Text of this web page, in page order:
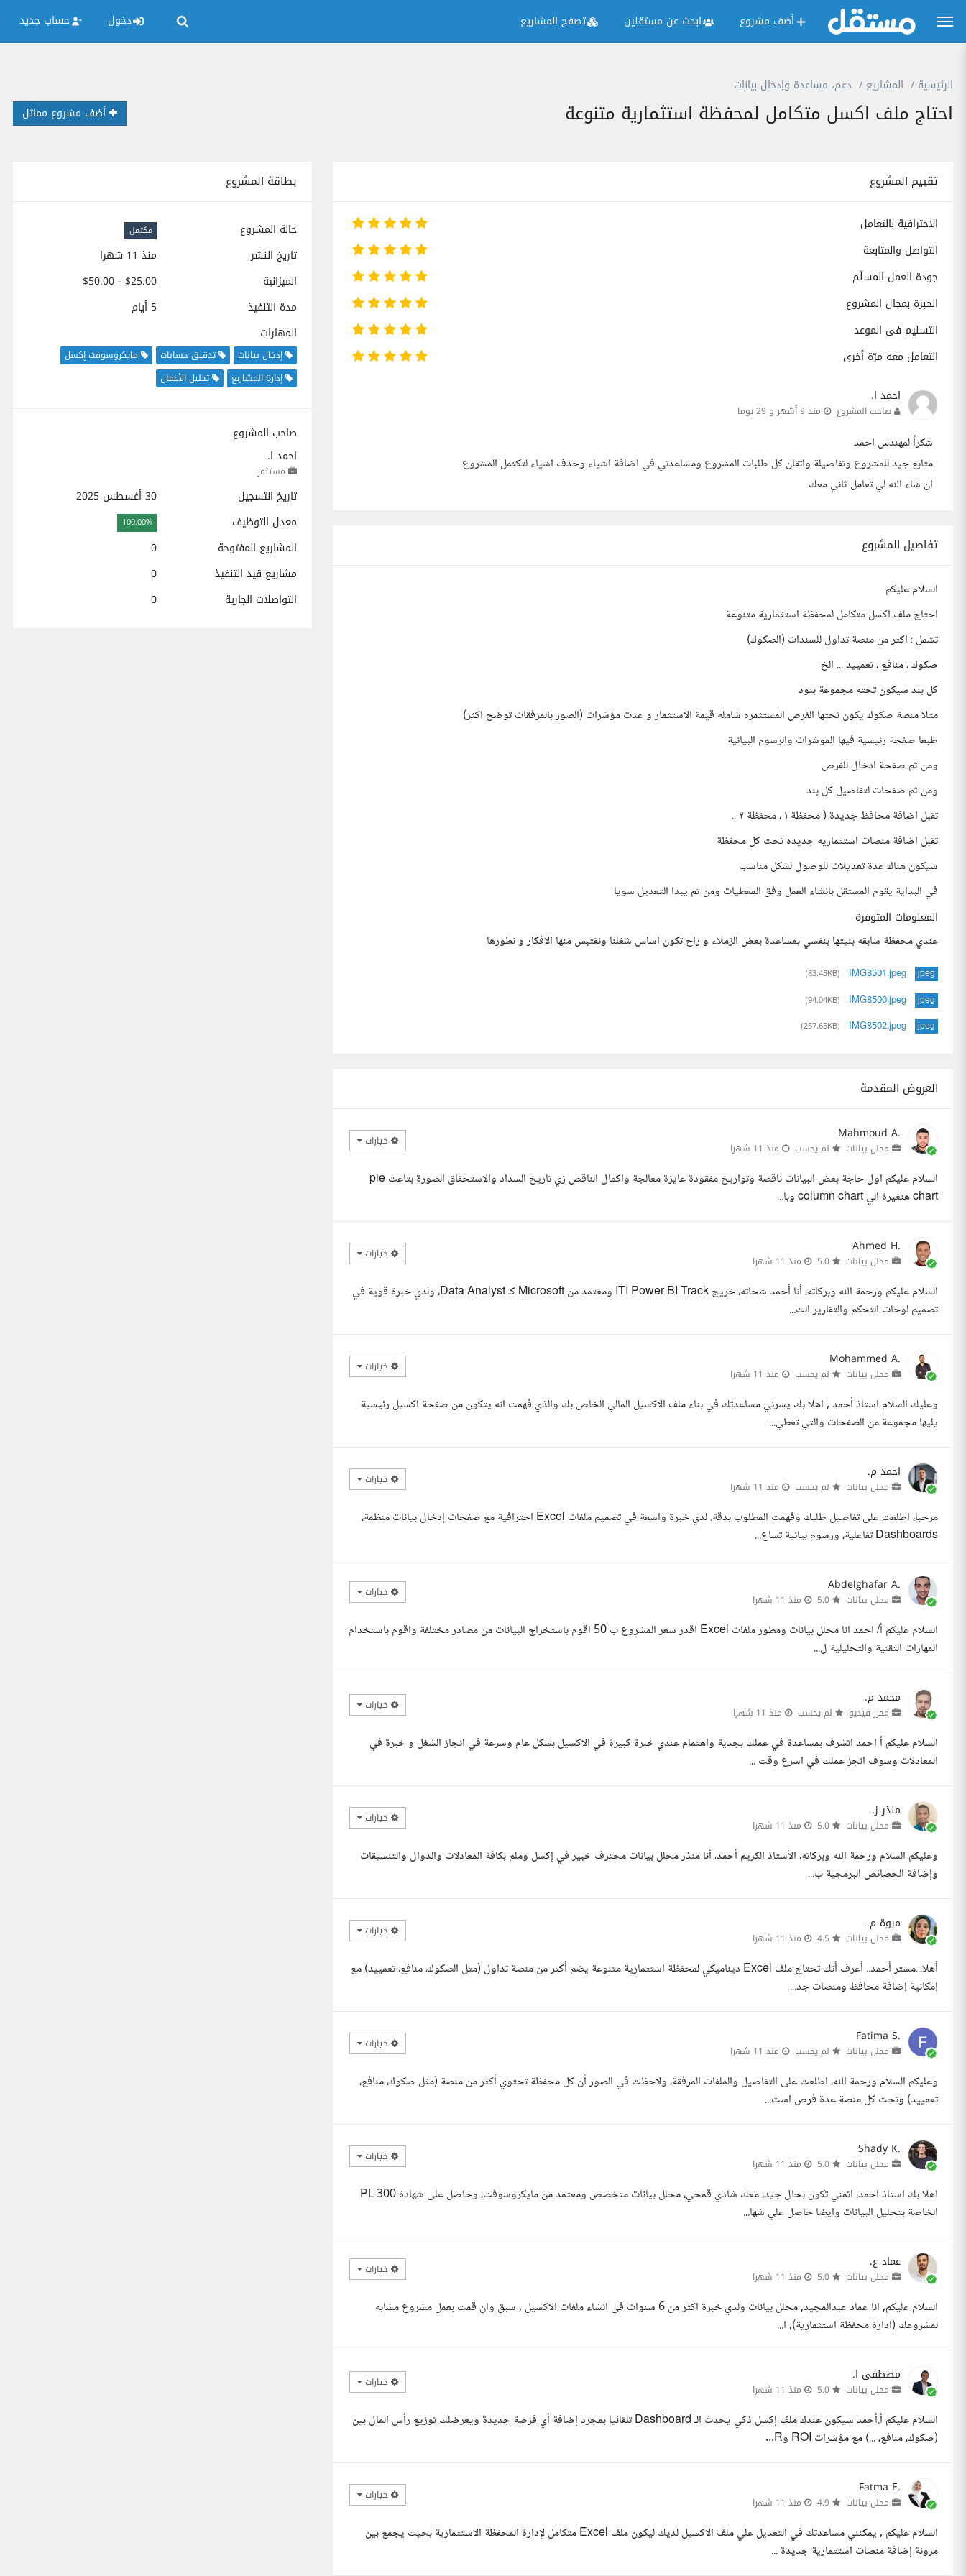
أضف مشروع ابحث عن مستقلين تصفح المشاريع دخول حساب جديد
الرئيسية المشاريع دعم، مساعدة وإدخال بيانات
احتاج ملف اكسل متكامل لمحفظة استثمارية متنوعة أضف مشروع مماثل
بطاقة المشروع
حالة المشروع مكتمل
تاريخ النشر
منذ 11 شهرا
الميزانية
$25.00 - $50.00
مدة التنفيذ
5 أيام
المهارات
إدخال بيانات تدقيق حسابات
مايكروسوفت إكسل
إدارة المشاريع
تحليل الأعمال
صاحب المشروع
احمد ا.
مستثمر
تاريخ التسجيل
30 أغسطس 2025
معدل التوظيف
100.00%
المشاريع المفتوحة
0
مشاريع قيد التنفيذ
0
التواصلات الجارية
0
تقييم المشروع
الاحترافية بالتعامل
التواصل والمتابعة
جودة العمل المسلّم
الخبرة بمجال المشروع
التسليم فى الموعد
التعامل معه مرّة أخرى
احمد ا.
صاحب المشروع منذ 9 أشهر و 29 يوما
شكراً لمهندس احمد
متابع جيد للمشروع وتفاصيلة واتقان كل طلبات المشروع ومساعدتي في اضافة اشياء وحذف اشياء لتكتمل المشروع
ان شاء الله لي تعامل ثاني معك
تفاصيل المشروع
السلام عليكم
احتاج ملف اكسل متكامل لمحفظة استثمارية متنوعة
تشمل : اكثر من منصة تداول للسندات (الصكوك)
صكوك ، منافع ، تعمييد ... الخ
كل بند سيكون تحته مجموعة بنود
مثلا منصة صكوك يكون تحتها الفرص المستثمره شامله قيمة الاستثمار و عدت مؤشرات (الصور بالمرفقات توضح اكثر)
طبعا صفحة رئيسية فيها الموشرات والرسوم البيانية
ومن ثم صفحة ادخال للفرص
ومن ثم صفحات لتفاصيل كل بند
تقبل اضافة محافظ جديدة ( محفظة ١ ، محفظة ٢ ..
تقبل اضافة منصات استثماريه جديده تحت كل محفظة
سيكون هناك عدة تعديلات للوصول لشكل مناسب
في البداية يقوم المستقل بانشاء العمل وفق المعطيات ومن ثم يبدا التعديل سويا
المعلومات المتوفرة
عندي محفظة سابقه بنيتها بنفسي بمساعدة بعض الزملاء و راح تكون اساس شغلنا ونقتبس منها الافكار و نطورها
jpeg
IMG8501.jpeg
(83.45KB)
jpeg
IMG8500.jpeg
(94.04KB)
jpeg
IMG8502.jpeg
(257.65KB)
العروض المقدمة
Mahmoud A.
محلل بيانات لم يحسب منذ 11 شهرا خيارات
السلام عليكم اول حاجة بعض البيانات ناقصة وتواريخ مفقودة عايزة معالجة واكمال الناقص زي تاريخ السداد والاستحقاق الصورة بتاعت pie
chart هنغيرة الي column chart وبا...
Ahmed H.
محلل بيانات منذ 11 شهرا خيارات
السلام عليكم ورحمة الله وبركاته، أنا أحمد شحاته، خريج ITI Power BI Track ومعتمد من Microsoft كـ Data Analyst، ولدي خبرة قوية في
تصميم لوحات التحكم والتقارير الت...
Mohammed A.
محلل بيانات لم يحسب منذ 11 شهرا خيارات
وعليك السلام استاذ أحمد , اهلا بك يسرني مساعدتك في بناء ملف الاكسيل المالي الخاص بك والذي فهمت انه يتكون من صفحة اكسيل رئيسية
يليها مجموعة من الصفحات والتي تغطي...
احمد م.
محلل بيانات لم يحسب منذ 11 شهرا خيارات
مرحبا، اطلعت على تفاصيل طلبك وفهمت المطلوب بدقة. لدي خبرة واسعة في تصميم ملفات Excel احترافية مع صفحات إدخال بيانات منظمة،
Dashboards تفاعلية، ورسوم بيانية تساع...
Abdelghafar A.
محلل بيانات منذ 11 شهرا خيارات
السلام عليكم أ/ احمد انا محلل بيانات ومطور ملفات Excel اقدر سعر المشروع ب 50 اقوم باستخراج البيانات من مصادر مختلفة واقوم باستخدام
المهارات التقنية والتحليلية ل...
محمد م.
محرر فيديو لم يحسب منذ 11 شهرا خيارات
السلام عليكم أ احمد اتشرف بمساعدة في عملك بجدية واهتمام عندي خبرة كبيرة في الاكسيل بشكل عام وسرعة في انجاز الشغل و خبرة في
المعادلات وسوف انجز عملك في اسرع وقت ...
منذر ز.
محلل بيانات منذ 11 شهرا خيارات
وعليكم السلام ورحمة الله وبركاته، الأستاذ الكريم أحمد، أنا منذر محلل بيانات محترف خبير في إكسل وملم بكافة المعادلات والدوال والتنسيقات
وإضافة الحصائص البرمجية ب...
مروة م.
محلل بيانات منذ 11 شهرا خيارات
أهلا...مستر أحمد.. أعرف أنك تحتاج ملف Excel ديناميكي لمحفظة استثمارية متنوعة يضم أكثر من منصة تداول (مثل الصكوك، منافع، تعمييد) مع
إمكانية إضافة محافظ ومنصات جد...
Fatima S.
محلل بيانات لم يحسب منذ 11 شهرا خيارات
وعليكم السلام ورحمة الله، اطلعت على التفاصيل والملفات المرفقة، ولاحظت في الصور أن كل محفظة تحتوي أكثر من منصة (مثل صكوك، منافع،
تعمييد) وتحت كل منصة عدة فرص است...
Shady K.
محلل بيانات منذ 11 شهرا خيارات
اهلا بك استاذ احمد، اتمني تكون بحال جيد، معك شادي قمحي، محلل بيانات متخصص ومعتمد من مايكروسوفت، وحاصل على شهادة PL-300
الخاصة بتحليل البيانات وايضا حاصل علي شها...
عماد ع.
محلل بيانات منذ 11 شهرا خيارات
السلام عليكم, انا عماد عبدالمجيد, محلل بيانات ولدي خبرة اكثر من 6 سنوات فى انشاء ملفات الاكسيل , سبق وان قمت بعمل مشروع مشابه
لمشروعك (ادارة محفظة استثمارية), ا...
مصطفى ا.
محلل بيانات منذ 11 شهرا خيارات
السلام عليكم أ.أحمد سيكون عندك ملف إكسل ذكي يحدث الـ Dashboard تلقائيا بمجرد إضافة أي فرصة جديدة ويعرضلك توزيع رأس المال بين
(صكوك، منافع، ...) مع مؤشرات ROI وR...
Fatma E.
محلل بيانات منذ 11 شهرا خيارات
السلام عليكم , يمكنني مساعدتك في التعديل علي ملف الاكسيل لديك ليكون ملف Excel متكامل لإدارة المحفظة الاستثمارية بحيث يجمع بين
مرونة إضافة منصات استثمارية جديدة ...